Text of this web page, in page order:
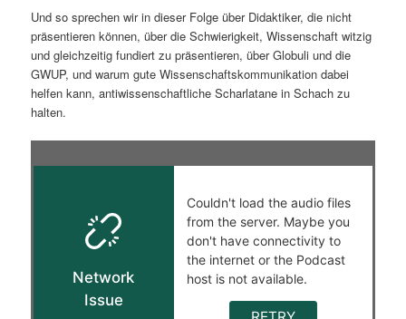
e
n
n
g
e
n
Und so sprechen wir in dieser Folge über Didaktiker, die nicht
präsentieren können, über die Schwierigkeit, Wissenschaft witzig
und gleichzeitig fundiert zu präsentieren, über Globuli und die
GWUP, und warum gute Wissenschaftskommunikation dabei
helfen kann, antiwissenschaftliche Scharlatane in Schach zu
halten.